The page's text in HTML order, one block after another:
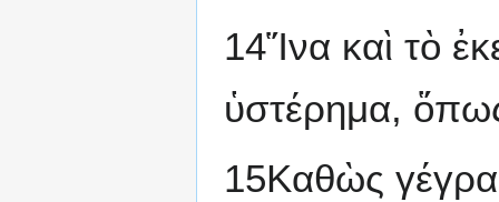
14Ἵνα καὶ τὸ
ὑστέρημα,
15Καθὼς